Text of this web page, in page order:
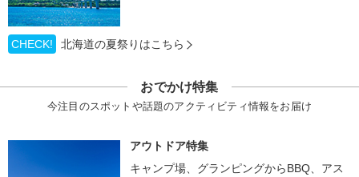
CHECK! 北海道の夏祭りはこちら
おでかけ特集
今注目のスポットや話題のアクティビティ情報をお届け
アウトドア特集
キャンプ場、グランピングからBBQ、アス